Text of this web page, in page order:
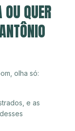
QUER
olha só:
e as